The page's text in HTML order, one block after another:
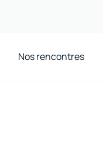
Nos rencontres